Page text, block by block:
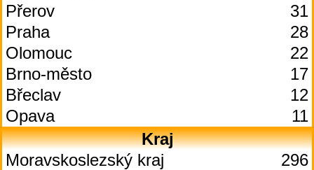
Přerov
31
Praha
28
Olomouc
22
Brno-město
17
Břeclav
12
Opava
11
Kraj
Moravskoslezský kraj
296